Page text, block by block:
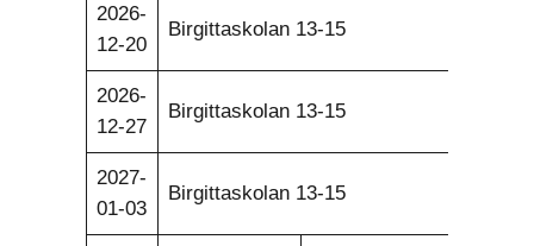
2026-
12-20
Birgittaskolan 13-15
2026-
12-27
Birgittaskolan 13-15
2027-
01-03
Birgittaskolan 13-15